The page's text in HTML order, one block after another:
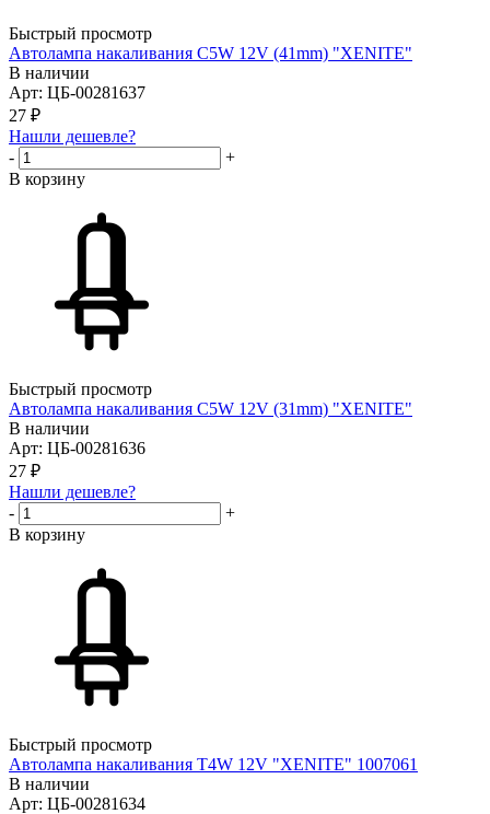
Быстрый просмотр
Автолампа накаливания C5W 12V (41mm) "XENITE"
В наличии
Арт: ЦБ-00281637
27 ₽
Нашли дешевле?
-
+
В корзину
Быстрый просмотр
Автолампа накаливания C5W 12V (31mm) "XENITE"
В наличии
Арт: ЦБ-00281636
27 ₽
Нашли дешевле?
-
+
В корзину
Быстрый просмотр
Автолампа накаливания T4W 12V "XENITE" 1007061
В наличии
Арт: ЦБ-00281634